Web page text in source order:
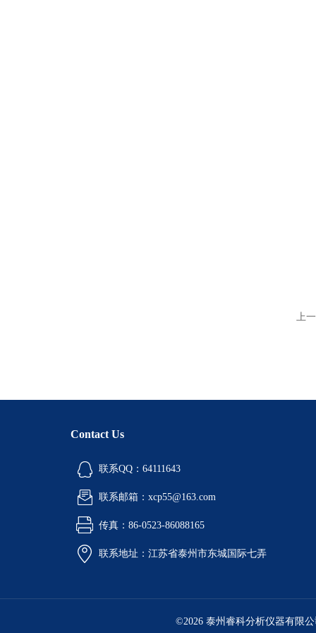
上一
Contact Us
联系QQ：64111643
联系邮箱：xcp55@163.com
传真：86-0523-86088165
联系地址：江苏省泰州市东城国际七弄
©2026 泰州睿科分析仪器有限